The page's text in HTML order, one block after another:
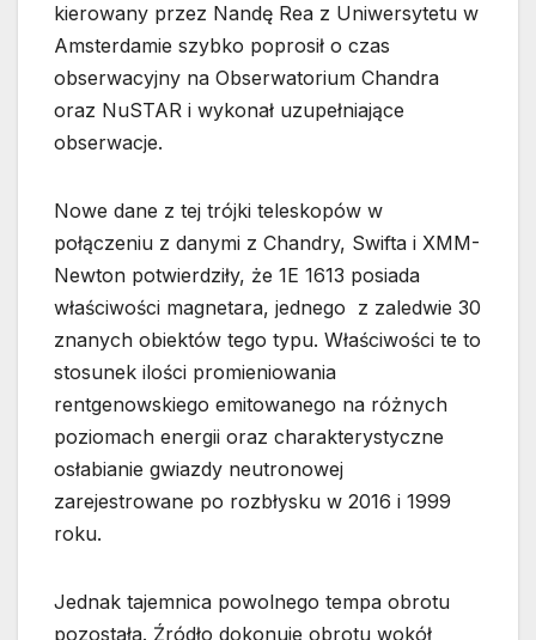
kierowany przez Nandę Rea z Uniwersytetu w
Amsterdamie szybko poprosił o czas
obserwacyjny na Obserwatorium Chandra
oraz NuSTAR i wykonał uzupełniające
obserwacje.
Nowe dane z tej trójki teleskopów w
połączeniu z danymi z Chandry, Swifta i XMM-
Newton potwierdziły, że 1E 1613 posiada
właściwości magnetara, jednego z zaledwie 30
znanych obiektów tego typu. Właściwości te to
stosunek ilości promieniowania
rentgenowskiego emitowanego na różnych
poziomach energii oraz charakterystyczne
osłabianie gwiazdy neutronowej
zarejestrowane po rozbłysku w 2016 i 1999
roku.
Jednak tajemnica powolnego tempa obrotu
pozostała. Źródło dokonuje obrotu wokół